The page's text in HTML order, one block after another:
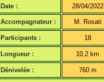
Date : 28/04/2022
Accompagnateur : M. Rosati
Participants : 18
Longueur : 10,2 km
Dénivelée : 760 m